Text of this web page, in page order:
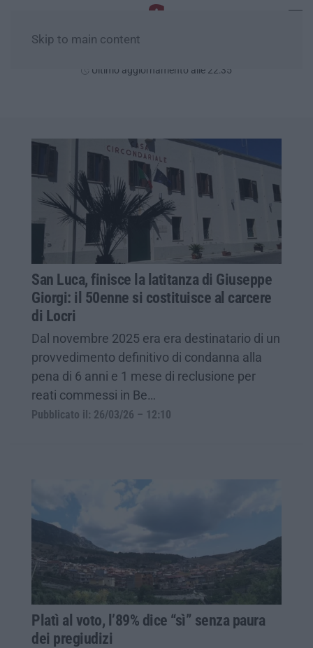
Skip to main content
Ultimo aggiornamento alle 22:35
San Luca, finisce la latitanza di Giuseppe
Giorgi: il 50enne si costituisce al carcere
di Locri
Dal novembre 2025 era era destinatario di un
provvedimento definitivo di condanna alla
pena di 6 anni e 1 mese di reclusione per
reati commessi in Be…
Pubblicato il: 26/03/26 – 12:10
Platì al voto, l’89% dice “sì” senza paura
dei pregiudizi